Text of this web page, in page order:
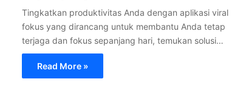
Tingkatkan produktivitas Anda dengan aplikasi viral
fokus yang dirancang untuk membantu Anda tetap
terjaga dan fokus sepanjang hari, temukan solusi…
Read More »